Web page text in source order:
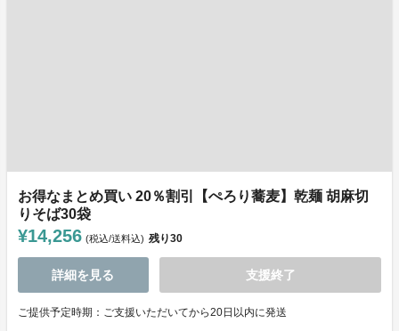
お得なまとめ買い 20％割引【ぺろり蕎麦】乾麺 胡麻切
りそば30袋
¥14,256 (税込/送料込) 残り30
詳細を見る 支援終了
ご提供予定時期：ご支援いただいてから20日以内に発送